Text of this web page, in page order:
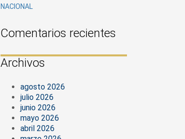
NACIONAL
Comentarios recientes
Archivos
agosto 2026
julio 2026
junio 2026
mayo 2026
abril 2026